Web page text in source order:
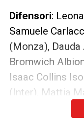
Difensori:
Samuele
(Monza),
Bromwich
Isaac Collins
(Inter), Mattia
Centrocampisti